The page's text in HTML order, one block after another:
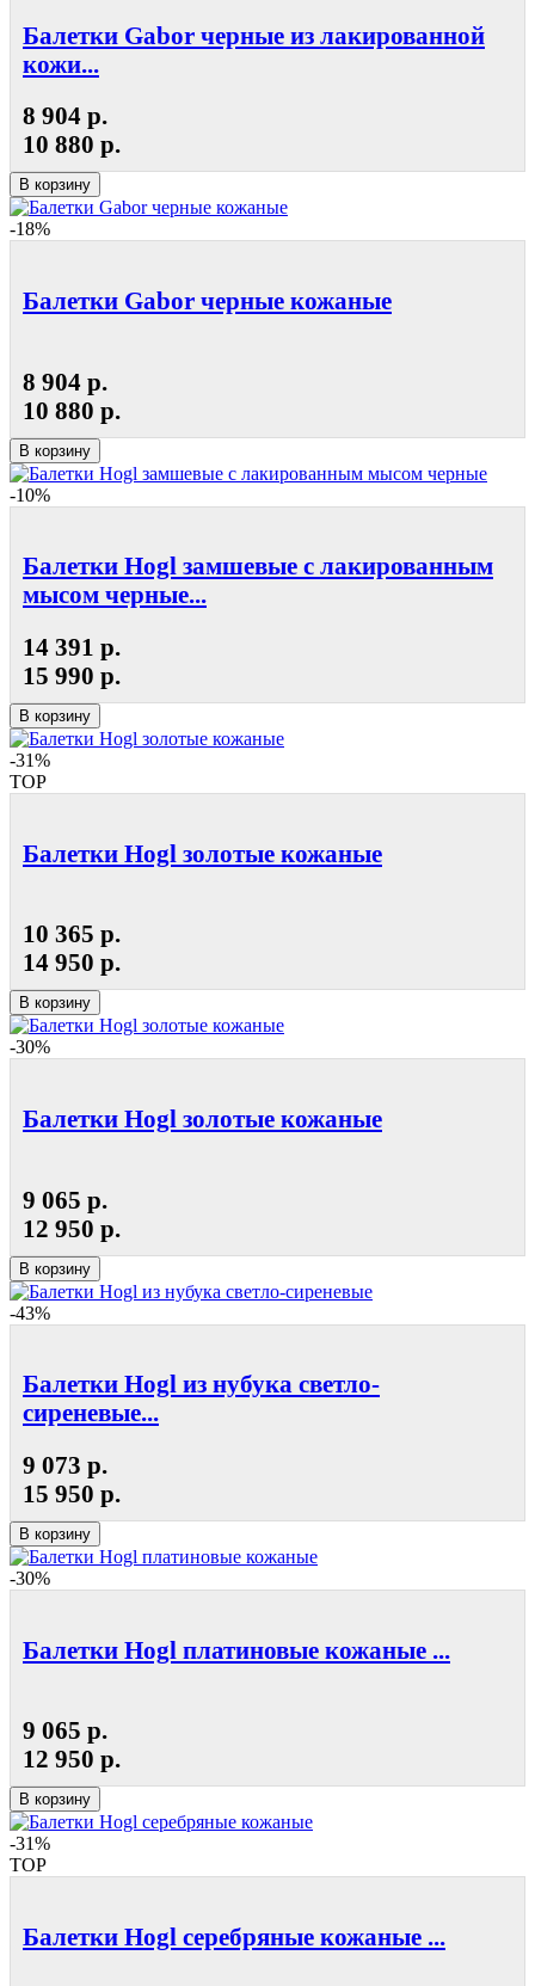
Балетки Gabor черные из лакированной
кожи...
8 904 р.
10 880 р.
В корзину
-18%
Балетки Gabor черные кожаные
8 904 р.
10 880 р.
В корзину
-10%
Балетки Hogl замшевые с лакированным
мысом черные...
14 391 р.
15 990 р.
В корзину
-31%
TOP
Балетки Hogl золотые кожаные
10 365 р.
14 950 р.
В корзину
-30%
Балетки Hogl золотые кожаные
9 065 р.
12 950 р.
В корзину
-43%
Балетки Hogl из нубука светло-
сиреневые...
9 073 р.
15 950 р.
В корзину
-30%
Балетки Hogl платиновые кожаные ...
9 065 р.
12 950 р.
В корзину
-31%
TOP
Балетки Hogl серебряные кожаные ...